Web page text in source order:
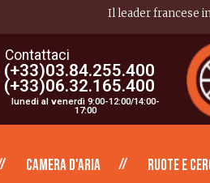
Il leader francese
Contattaci
(+33)03.84.255.400
(+33)06.32.165.400
lunedi al venerdì 9:00-12:00/14:00-
17:00
Camera d'aria Ruote e